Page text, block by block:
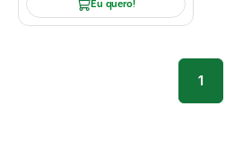
Eu quero!
1